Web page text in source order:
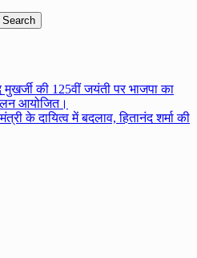
मुखर्जी की 125वीं जयंती पर भाजपा का
आयोजित।
के दायित्व में बदलाव, हितानंद शर्मा की